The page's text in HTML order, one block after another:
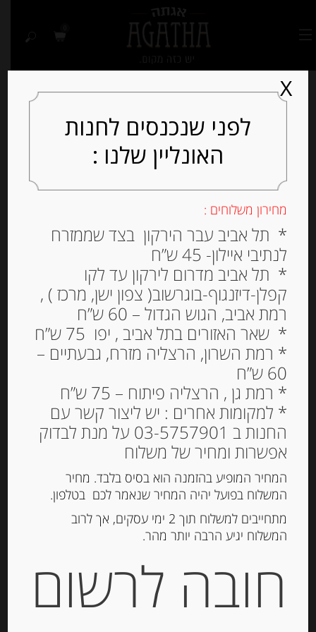
פילה טונה לבנה בשמן זית
200 גרם “Olasagasti”
₪ 48.00
מחיר ל 100 גרם: 24.0 ש"ח
מק"ט:8425147012358
קטגוריה:דגים מעושנים ושימורי דגים
לפני שנכנסים לחנות
האונליין שלנו :
מחירון משלוחים :
* תל אביב עבר הירקון בצד שממזרח
לנתיבי איילון- 45 ש”ח
* תל אביב מדרום לירקון עד לקו
קפלן-דיזנגוף-בוגרשוב( צפון ישן, מרכז ) ,
רמת אביב, הגוש הגדול – 60 ש”ח
* שאר האזורים בתל אביב , יפו 75 ש”ח
* רמת השרון, הרצליה מזרח, גבעתיים –
60 ש”ח
* רמת גן , הרצליה פיתוח – 75 ש”ח
* למקומות אחרים : יש ליצור קשר עם
החנות ב 03-5757901 על מנת לבדוק
אפשרות ומחיר של משלוח
המחיר המופיע בהזמנה הוא בסיס בלבד. מחיר
המשלוח בפועל יהיה המחיר שנאמר לכם בטלפון.
מתחייבים למשלוח תוך 2 ימי עסקים, אך לרוב
המשלוח יגיע הרבה יותר מהר.
חובה לרשום
X